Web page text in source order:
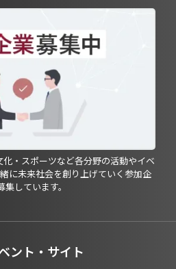
・スポーツなど各分野の活動やイベ
に未来社会を創り上げていく参加企
集しています。
ント・サイト